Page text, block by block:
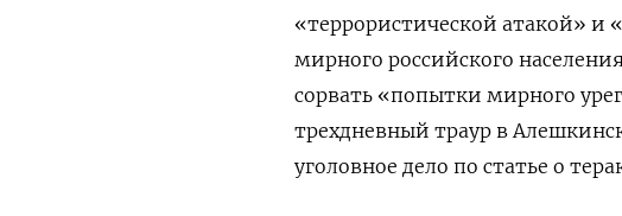
«террористической атакой» и
мирного российского
сорвать «попытки мирного
трехдневный траур в
уголовное дело по статье о